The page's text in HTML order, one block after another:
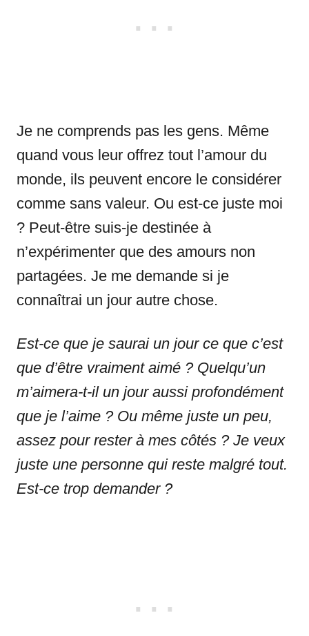
Je ne comprends pas les gens. Même
quand vous leur offrez tout l’amour du
monde, ils peuvent encore le considérer
comme sans valeur. Ou est-ce juste moi
? Peut-être suis-je destinée à
n’expérimenter que des amours non
partagées. Je me demande si je
connaîtrai un jour autre chose.
Est-ce que je saurai un jour ce que c’est
que d’être vraiment aimé ? Quelqu’un
m’aimera-t-il un jour aussi profondément
que je l’aime ? Ou même juste un peu,
assez pour rester à mes côtés ? Je veux
juste une personne qui reste malgré tout.
Est-ce trop demander ?